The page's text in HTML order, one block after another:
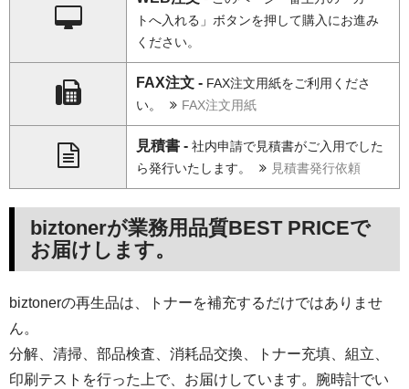
トへ入れる」ボタンを押して購入にお進み
ください。
FAX注文 - FAX注文用紙をご利用くださ
い。
FAX注文用紙
見積書 - 社内申請で見積書がご入用でした
ら発行いたします。
見積書発行依頼
biztonerが業務用品質BEST PRICEで
お届けします。
biztonerの再生品は、トナーを補充するだけではありませ
ん。
分解、清掃、部品検査、消耗品交換、トナー充填、組立、
印刷テストを行った上で、お届けしています。腕時計でい